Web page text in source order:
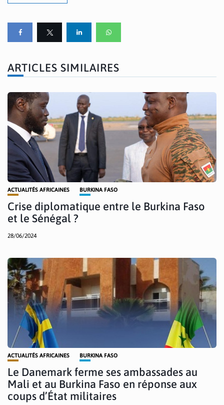
ARTICLES SIMILAIRES
ACTUALITÉS AFRICAINES BURKINA FASO
Crise diplomatique entre le Burkina Faso
et le Sénégal ?
28/06/2024
ACTUALITÉS AFRICAINES BURKINA FASO
Le Danemark ferme ses ambassades au
Mali et au Burkina Faso en réponse aux
coups d’État militaires